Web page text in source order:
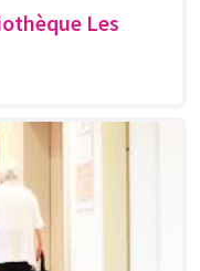
Les